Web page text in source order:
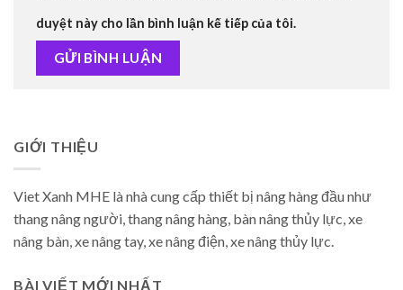
duyệt này cho lần bình luận kế tiếp của tôi.
GIỚI THIỆU
Viet Xanh MHE là nhà cung cấp thiết bị nâng hàng đầu như
thang nâng người, thang nâng hàng, bàn nâng thủy lực, xe
nâng bàn, xe nâng tay, xe nâng điện, xe nâng thủy lực.
BÀI VIẾT MỚI NHẤT